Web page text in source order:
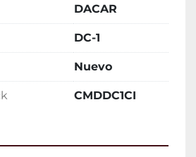
DACAR
DC-1
Nuevo
CMDDC1CI